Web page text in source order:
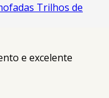
Trilhos de
e excelente